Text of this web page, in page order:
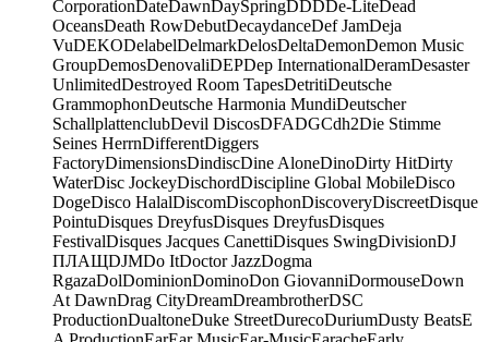
CorporationDateDawnDaySpringDDDDe-LiteDead
OceansDeath RowDebutDecaydanceDef JamDeja
VuDEKODelabelDelmarkDelosDeltaDemonDemon Music
GroupDemosDenovaliDEPDep InternationalDeramDesaster
UnlimitedDestroyed Room TapesDetritiDeutsche
GrammophonDeutsche Harmonia MundiDeutscher
SchallplattenclubDevil DiscosDFADGCdh2Die Stimme
Seines HerrnDifferentDiggers
FactoryDimensionsDindiscDine AloneDinoDirty HitDirty
WaterDisc JockeyDischordDiscipline Global MobileDisco
DogeDisco HalalDiscomDiscophonDiscoveryDiscreetDisque
PointuDisques DreyfusDisques DreyfusDisques
FestivalDisques Jacques CanettiDisques SwingDivisionDJ
ПЛАЩDJMDo ItDoctor JazzDogma
RgazaDolDominionDominoDon GiovanniDormouseDown
At DawnDrag CityDreamDreambrotherDSC
ProductionDualtoneDuke StreetDurecoDuriumDusty BeatsE